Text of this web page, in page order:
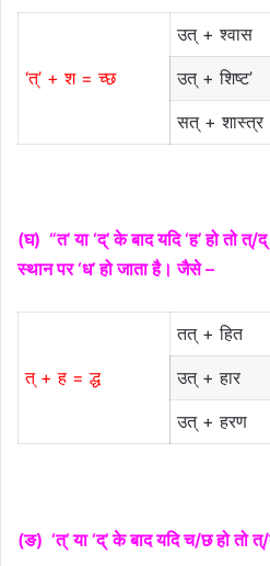
‘त्’ + श = च्छ
उत् + श्वास
उत् + शिष्ट’
सत् + शास्त्र
(घ) “त’ या ‘द्’ के बाद यदि ‘ह’ हो तो
स्थान पर ‘ध’ हो जाता है। जैसे –
त् + ह = द्ध
तत् + हित
उत् + हार
उत् + हरण
(ङ) ‘त्’ या ‘द्’ के बाद यदि च/छ हो तो